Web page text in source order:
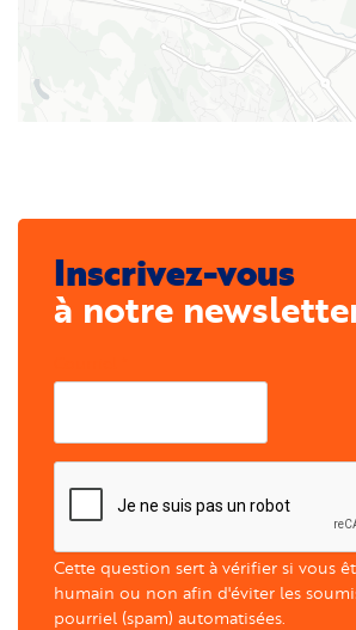
Inscrivez-vous
à notre
Cette question sert à vérifier si vous
humain ou non afin d'éviter les
pourriel (spam) automatisées.